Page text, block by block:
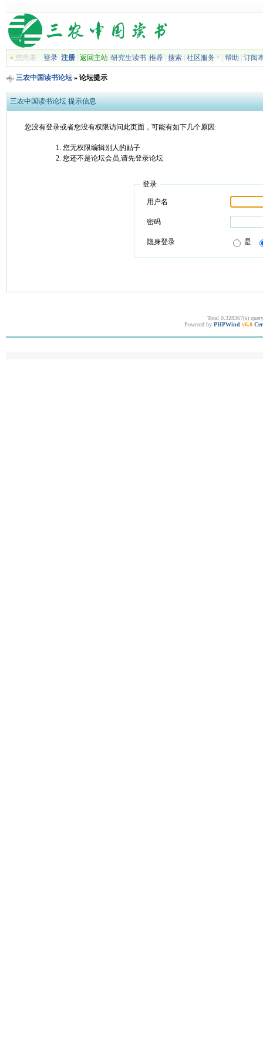
»您尚未 登录 注册| 返回主站| 研究生读书| 推荐| 搜索| 社区服务 帮助 订阅
三农中国读书论坛» 论坛提示
三农中国读书论坛 提示信息
您没有登录或者您没有权限访问此页面，可能有如下几个原因:
您无权限编辑别人的贴子
您还不是论坛会员,请先登录论坛
登录
用户名
密码
隐身登录 是
Total 0.328367(s)
Powered by PHPWind v6.0